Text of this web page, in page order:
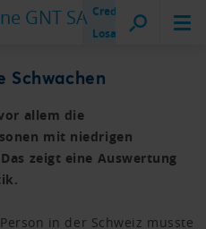
Creditreform
Losanna
Schwachen
allem die
mit niedrigen
zeigt eine Auswertung
in der Schweiz musste